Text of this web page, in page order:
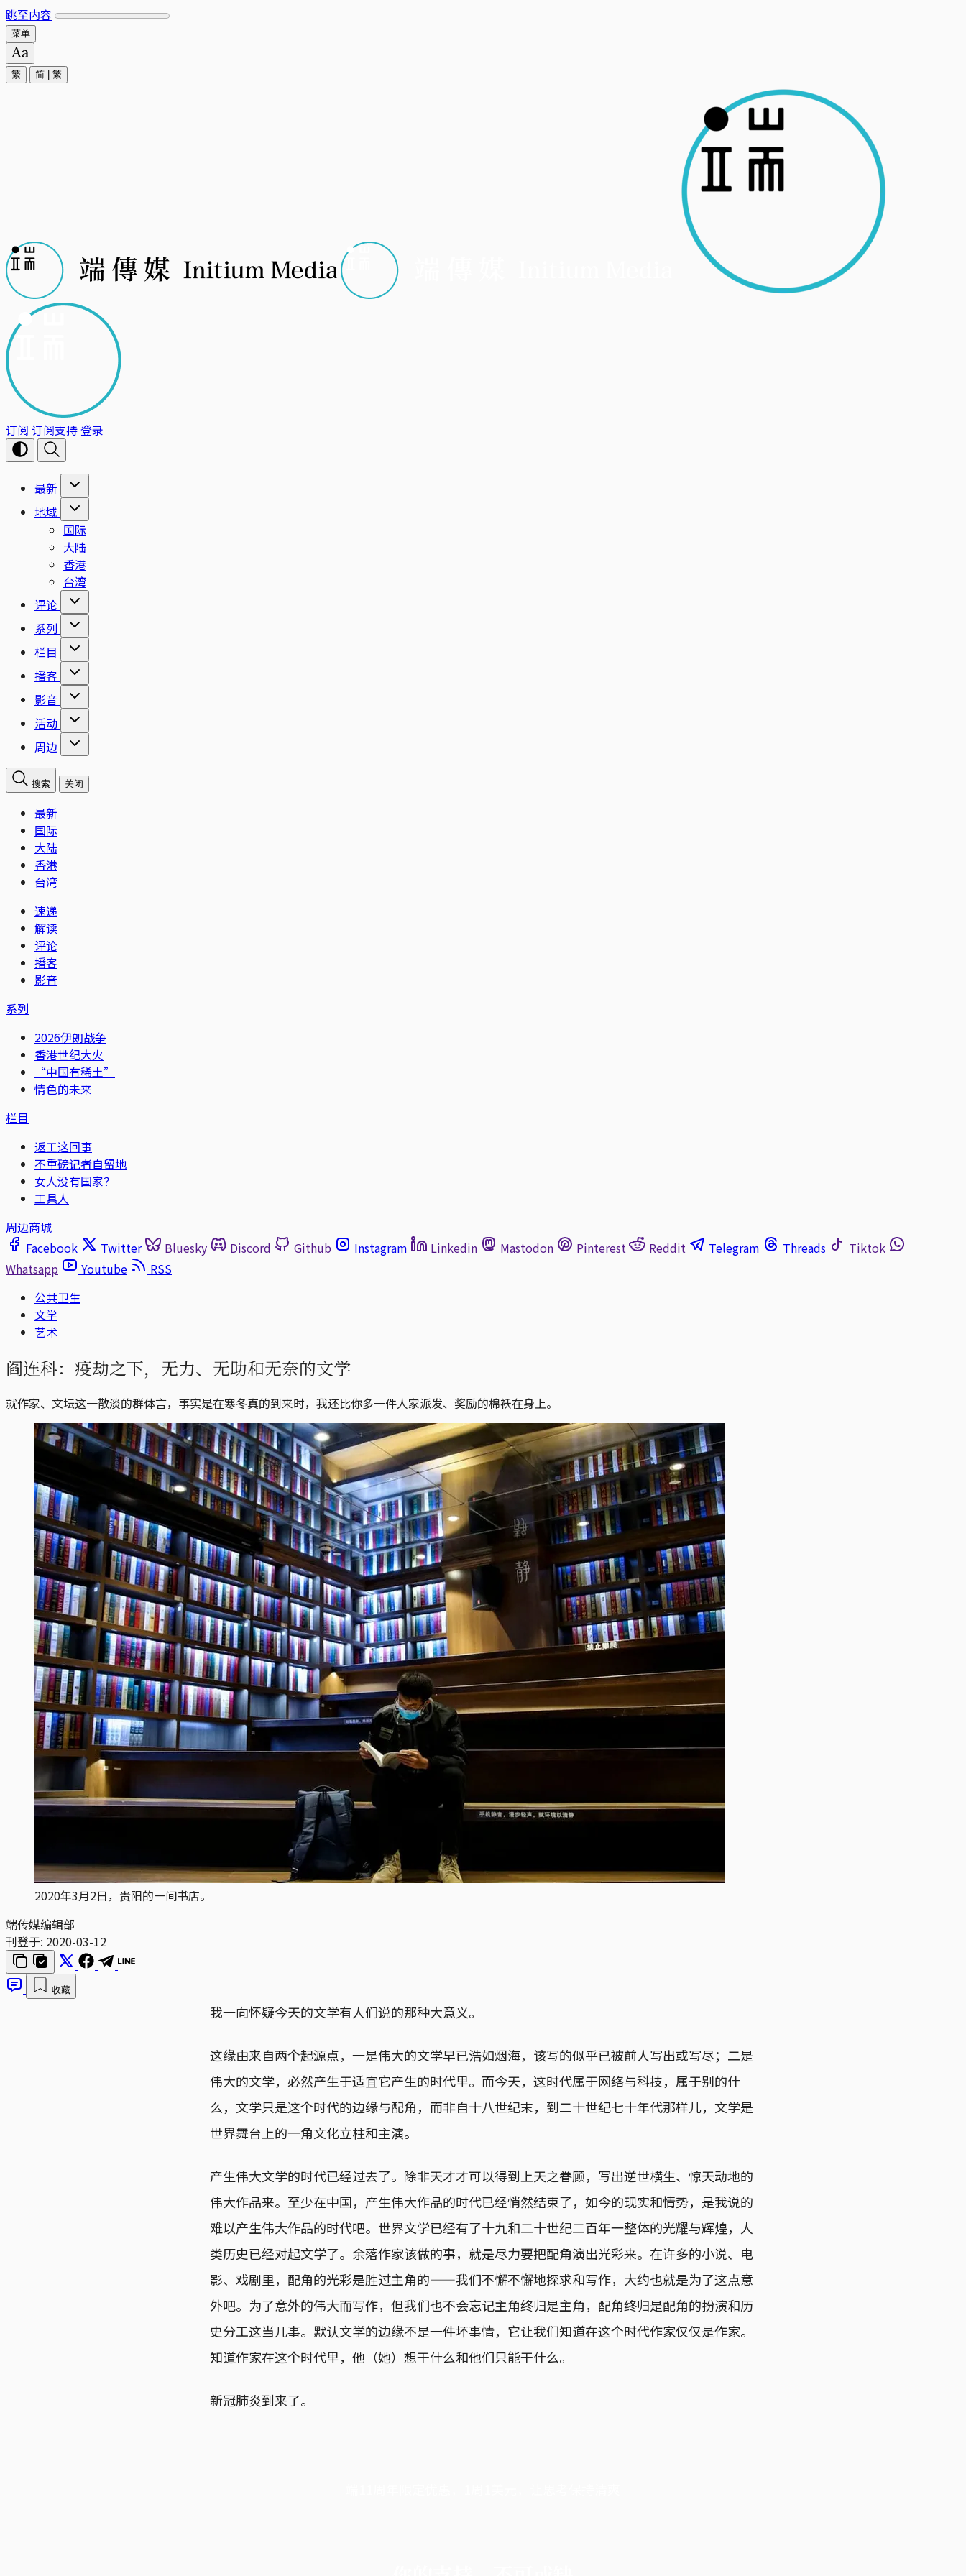
跳至内容
菜单
繁 简 繁
订阅 订阅支持登录
最新
地域
国际
大陆
香港
台湾
评论
系列
栏目
播客
影音
活动
周边
搜索 关闭
最新
国际
大陆
香港
台湾
速递
解读
评论
播客
影音
系列
2026伊朗战争
香港世纪大火
“中国有稀土”
情色的未来
栏目
返工这回事
不重磅记者自留地
女人没有国家？
工具人
周边商城
Facebook
Twitter Bluesky Discord Github Instagram Linkedin Mastodon Pinterest Reddit Telegram Threads
Tiktok
Whatsapp
Youtube
RSS
公共卫生
文学
艺术
阎连科：疫劫之下，无力、无助和无奈的文学
就作家、文坛这一散淡的群体言，事实是在寒冬真的到来时，我还比你多一件人家派发、奖励的棉袄在身上。
2020年3月2日，贵阳的一间书店。
端传媒编辑部
刊登于: 2020-03-12
收藏
我一向怀疑今天的文学有人们说的那种大意义。
这缘由来自两个起源点，一是伟大的文学早已浩如烟海，该写的似乎已被前人写出或写尽；二是
伟大的文学，必然产生于适宜它产生的时代里。而今天，这时代属于网络与科技，属于别的什
么，文学只是这个时代的边缘与配角，而非自十八世纪末，到二十世纪七十年代那样儿，文学是
世界舞台上的一角文化立柱和主演。
产生伟大文学的时代已经过去了。除非天才才可以得到上天之眷顾，写出逆世横生、惊天动地的
伟大作品来。至少在中国，产生伟大作品的时代已经悄然结束了，如今的现实和情势，是我说的
难以产生伟大作品的时代吧。世界文学已经有了十九和二十世纪二百年一整体的光耀与辉煌，人
类历史已经对起文学了。余落作家该做的事，就是尽力要把配角演出光彩来。在许多的小说、电
影、戏剧里，配角的光彩是胜过主角的——我们不懈不懈地探求和写作，大约也就是为了这点意
外吧。为了意外的伟大而写作，但我们也不会忘记主角终归是主角，配角终归是配角的扮演和历
史分工这当儿事。默认文学的边缘不是一件坏事情，它让我们知道在这个时代作家仅仅是作家。
知道作家在这个时代里，他（她）想干什么和他们只能干什么。
新冠肺炎到来了。